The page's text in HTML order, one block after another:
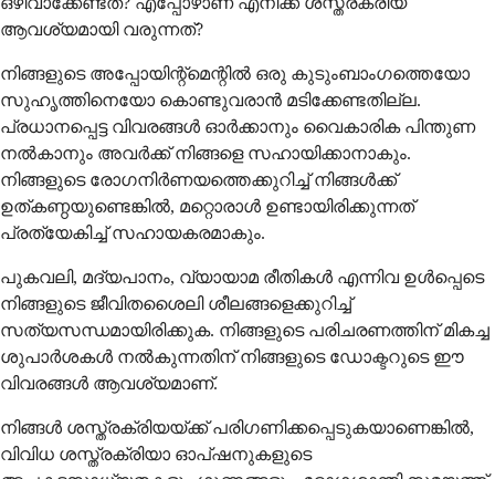
ആവശ്യമായി വരുന്നത്?
നിങ്ങളുടെ അപ്പോയിന്റ്മെന്റിൽ ഒരു കുടുംബാംഗത്തെയോ
സുഹൃത്തിനെയോ കൊണ്ടുവരാൻ മടിക്കേണ്ടതില്ല.
പ്രധാനപ്പെട്ട വിവരങ്ങൾ ഓർക്കാനും വൈകാരിക പിന്തുണ
നൽകാനും അവർക്ക് നിങ്ങളെ സഹായിക്കാനാകും.
നിങ്ങളുടെ രോഗനിർണയത്തെക്കുറിച്ച് നിങ്ങൾക്ക്
ഉത്കണ്ഠയുണ്ടെങ്കിൽ, മറ്റൊരാൾ ഉണ്ടായിരിക്കുന്നത്
പ്രത്യേകിച്ച് സഹായകരമാകും.
പുകവലി, മദ്യപാനം, വ്യായാമ രീതികൾ എന്നിവ ഉൾപ്പെടെ
നിങ്ങളുടെ ജീവിതശൈലി ശീലങ്ങളെക്കുറിച്ച്
സത്യസന്ധമായിരിക്കുക. നിങ്ങളുടെ പരിചരണത്തിന് മികച്ച
ശുപാർശകൾ നൽകുന്നതിന് നിങ്ങളുടെ ഡോക്ടറുടെ ഈ
വിവരങ്ങൾ ആവശ്യമാണ്.
നിങ്ങൾ ശസ്ത്രക്രിയയ്ക്ക് പരിഗണിക്കപ്പെടുകയാണെങ്കിൽ,
വിവിധ ശസ്ത്രക്രിയാ ഓപ്ഷനുകളുടെ